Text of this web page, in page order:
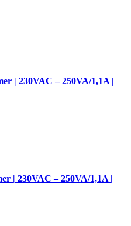
| 230VAC – 250VA/1,1A |
| 230VAC – 250VA/1,1A |